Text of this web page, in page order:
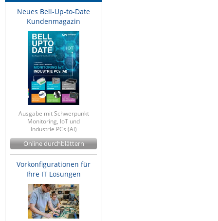
Westermo
Yuasa
ZPE Systems
News zu unseren Herstellern
Neues Bell-Up-to-Date
Kundenmagazin
Ausgabe mit Schwerpunkt
Monitoring, IoT und
Industrie PCs (AI)
Online durchblättern
Vorkonfigurationen für
Ihre IT Lösungen